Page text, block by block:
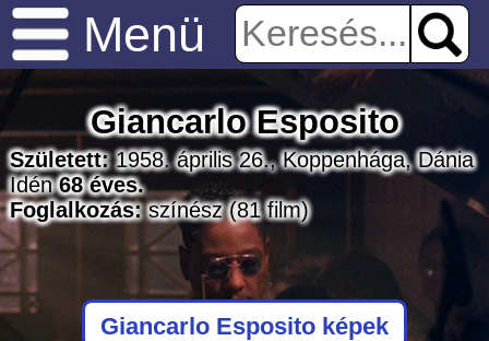
Menü
Giancarlo Esposito
Született:1958. április 26., Koppenhága, Dánia
Idén68 éves.
Foglalkozás:színész(81 film)
Giancarlo Esposito képek